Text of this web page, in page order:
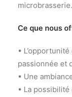
microbrasserie.
Ce que nous
•
passionnée et
• Une
• La possibilité